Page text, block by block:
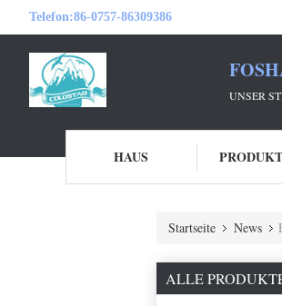
Telefon:86-0757-86309386
UNSER
HAUS
Startseite News
ALLE